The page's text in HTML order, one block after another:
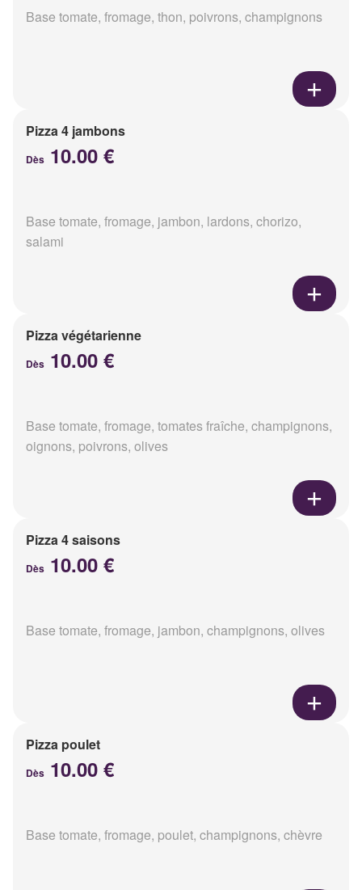
Base tomate, fromage, thon, poivrons, champignons
Pizza 4 jambons
Dès 10.00 €
Base tomate, fromage, jambon, lardons, chorizo,
salami
Pizza végétarienne
Dès 10.00 €
Base tomate, fromage, tomates fraîche, champignons,
oignons, poivrons, olives
Pizza 4 saisons
Dès 10.00 €
Base tomate, fromage, jambon, champignons, olives
Pizza poulet
Dès 10.00 €
Base tomate, fromage, poulet, champignons, chèvre